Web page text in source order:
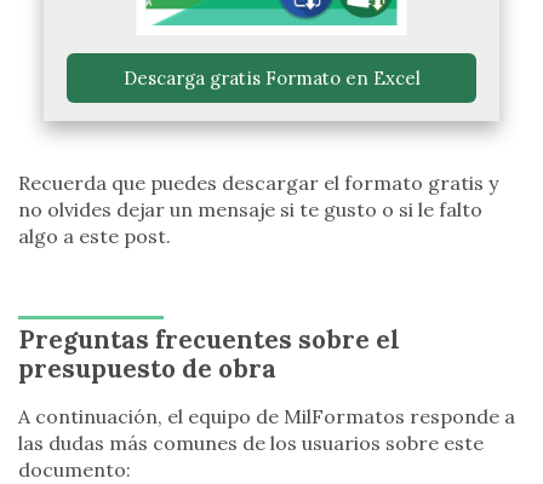
Descarga gratis Formato en Excel
Recuerda que puedes descargar el formato gratis y
no olvides dejar un mensaje si te gusto o si le falto
algo a este post.
Preguntas frecuentes sobre el
presupuesto de obra
A continuación, el equipo de MilFormatos responde a
las dudas más comunes de los usuarios sobre este
documento: